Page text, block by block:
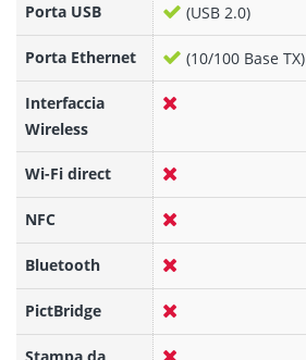
Porta USB (USB 2.0)
Porta Ethernet (10/100 Base TX)
Interfaccia
Wireless
Wi-Fi direct
NFC
Bluetooth
PictBridge